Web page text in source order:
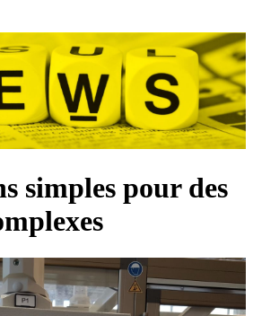
simples pour des